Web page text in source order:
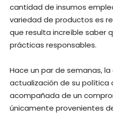
cantidad de insumos
variedad de productos es
que resulta increíble saber
prácticas responsables.
Hace un par de semanas,
actualización de su política
acompañada de un
únicamente provenientes